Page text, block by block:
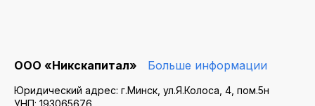
ООО «Никскапитал» Больше информации
Юридический адрес: г.Минск, ул.Я.Колоса, 4, пом.5н
УНП: 193065676